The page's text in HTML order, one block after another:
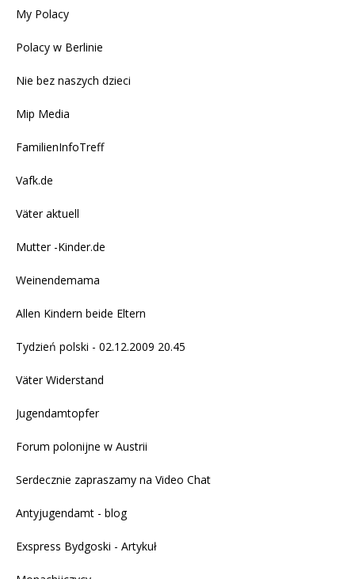
My Polacy
Polacy w Berlinie
Nie bez naszych dzieci
Mip Media
FamilienInfoTreff
Vafk.de
Väter aktuell
Mutter -Kinder.de
Weinendemama
Allen Kindern beide Eltern
Tydzień polski - 02.12.2009 20.45
Väter Widerstand
Jugendamtopfer
Forum polonijne w Austrii
Serdecznie zapraszamy na Video Chat
Antyjugendamt - blog
Exspress Bydgoski - Artykuł